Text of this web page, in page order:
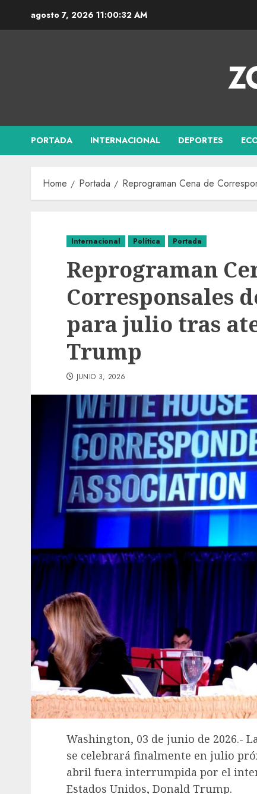
agosto 7, 2026 11:00:33 AM
PORTADA INTERNACIONAL DEPORTES
Home Portada Reprograman Cena de
Internacional Política Portada
Reprograman
Corresponsales
para julio tras
Trump
JUNIO 3, 2026
Washington, 03 de junio de 2026.-
se celebrará finalmente en julio
abril fuera interrumpida por el
Estados Unidos, Donald Trump.